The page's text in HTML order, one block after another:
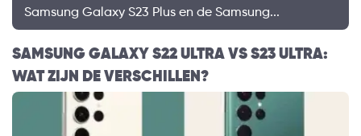
Samsung Galaxy S23 Plus en de Samsung...
SAMSUNG GALAXY S22 ULTRA VS S23 ULTRA:
WAT ZIJN DE VERSCHILLEN?